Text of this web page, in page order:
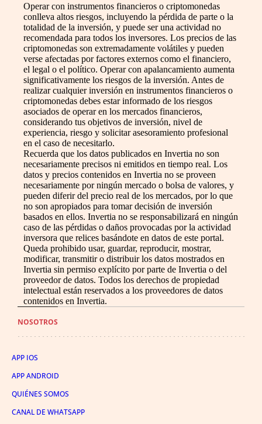
Operar con instrumentos financieros o criptomonedas
conlleva altos riesgos, incluyendo la pérdida de parte o la
totalidad de la inversión, y puede ser una actividad no
recomendada para todos los inversores. Los precios de las
criptomonedas son extremadamente volátiles y pueden
verse afectadas por factores externos como el financiero,
el legal o el político. Operar con apalancamiento aumenta
significativamente los riesgos de la inversión. Antes de
realizar cualquier inversión en instrumentos financieros o
criptomonedas debes estar informado de los riesgos
asociados de operar en los mercados financieros,
considerando tus objetivos de inversión, nivel de
experiencia, riesgo y solicitar asesoramiento profesional
en el caso de necesitarlo.
Recuerda que los datos publicados en Invertia no son
necesariamente precisos ni emitidos en tiempo real. Los
datos y precios contenidos en Invertia no se proveen
necesariamente por ningún mercado o bolsa de valores, y
pueden diferir del precio real de los mercados, por lo que
no son apropiados para tomar decisión de inversión
basados en ellos. Invertia no se responsabilizará en ningún
caso de las pérdidas o daños provocadas por la actividad
inversora que relices basándote en datos de este portal.
Queda prohibido usar, guardar, reproducir, mostrar,
modificar, transmitir o distribuir los datos mostrados en
Invertia sin permiso explícito por parte de Invertia o del
proveedor de datos. Todos los derechos de propiedad
intelectual están reservados a los proveedores de datos
contenidos en Invertia.
NOSOTROS
APP IOS
APP ANDROID
QUIÉNES SOMOS
CANAL DE WHATSAPP